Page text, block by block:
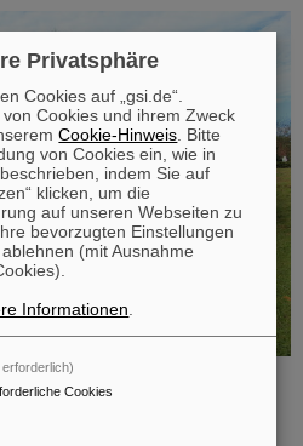
Wirkungen ionisierender und
zu fördern, ist das Hauptziel der
Strahlenforschung
Privatsphäre
Cookies auf „gsi.de“.
Cookies und ihrem Zweck
Cookie-Hinweis . Bitte
von Cookies ein, wie in
indem Sie auf
klicken, um die
auf unseren Webseiten zu
bevorzugten Einstellungen
(mit Ausnahme
Informationen
Cookies